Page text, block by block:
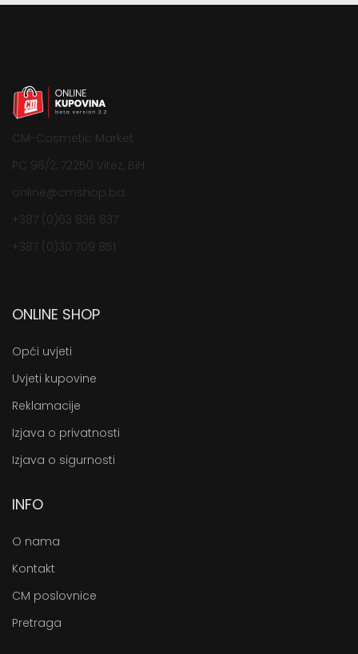
CM-Cosmetic Market
PC 96/2, 72250 Vitez, BiH
online@cmshop.ba
+387 (0)63 836 837
+387 (0)30 709 851
ONLINE SHOP
Opći uvjeti
Uvjeti kupovine
Reklamacije
Izjava o privatnosti
Izjava o sigurnosti
INFO
O nama
Kontakt
CM poslovnice
Pretraga